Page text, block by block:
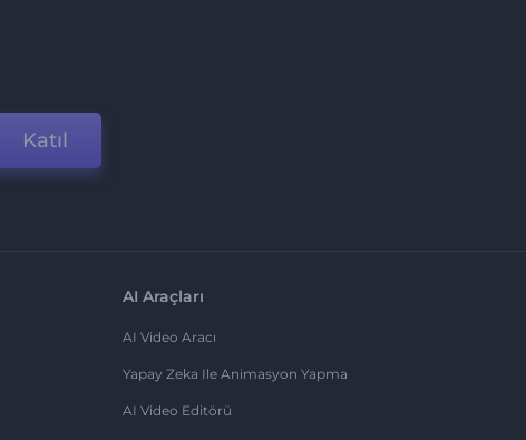
Katıl
AI Araçları
AI Video Aracı
Yapay Zeka Ile Animasyon Yapma
AI Video Editörü